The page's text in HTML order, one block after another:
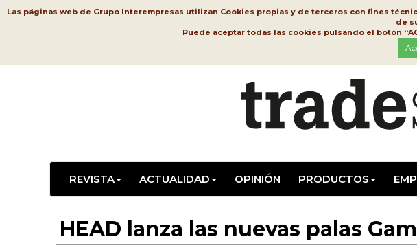
Las páginas web de Grupo Interempresas utilizan Cookies propias y de terceros con fines
de
Puede aceptar todas las cookies pulsando el botón
REVISTA ACTUALIDAD OPINIÓN PRODUCTOS
HEAD lanza las nuevas palas